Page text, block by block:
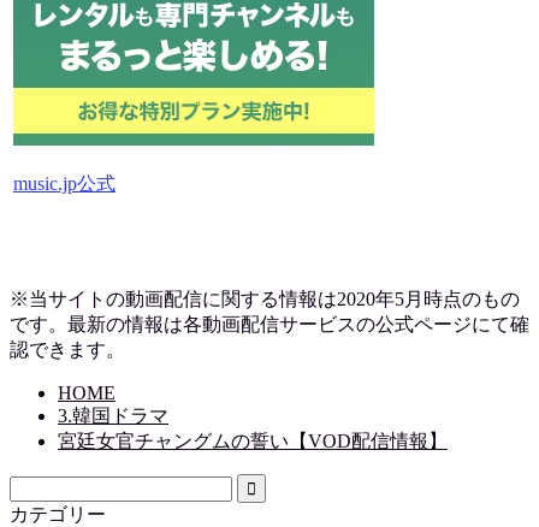
music.jp公式
※当サイトの動画配信に関する情報は2020年5月時点のもの
です。最新の情報は各動画配信サービスの公式ページにて確
認できます。
HOME
3.韓国ドラマ
宮廷女官チャングムの誓い【VOD配信情報】
カテゴリー